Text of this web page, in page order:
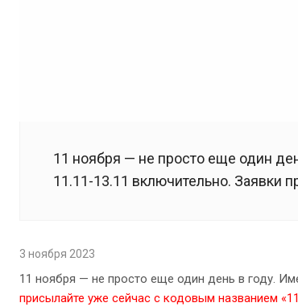
11 ноября — не просто еще один
11.11-13.11 включительно. Заявки
3 ноября 2023
11 ноября — не просто еще один день в году.
присылайте уже сейчас с кодовым названием